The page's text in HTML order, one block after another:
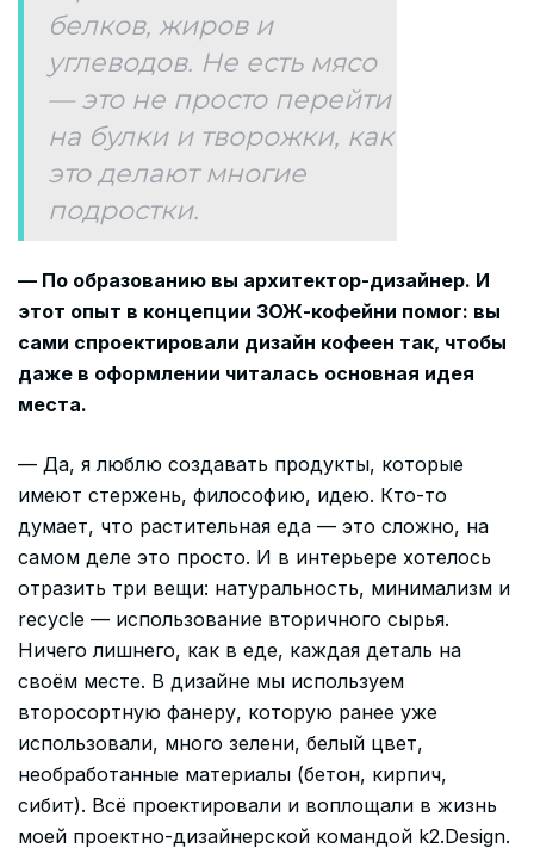
белков, жиров и
углеводов. Не есть мясо
— это не просто перейти
на булки и творожки, как
это делают многие
подростки.
— По образованию вы архитектор-дизайнер. И
этот опыт в концепции ЗОЖ-кофейни помог: вы
сами спроектировали дизайн кофеен так, чтобы
даже в оформлении читалась основная идея
места.
— Да, я люблю создавать продукты, которые
имеют стержень, философию, идею. Кто-то
думает, что растительная еда — это сложно, на
самом деле это просто. И в интерьере хотелось
отразить три вещи: натуральность, минимализм и
recycle — использование вторичного сырья.
Ничего лишнего, как в еде, каждая деталь на
своём месте. В дизайне мы используем
второсортную фанеру, которую ранее уже
использовали, много зелени, белый цвет,
необработанные материалы (бетон, кирпич,
сибит). Всё проектировали и воплощали в жизнь
моей проектно-дизайнерской командой k2.Design.